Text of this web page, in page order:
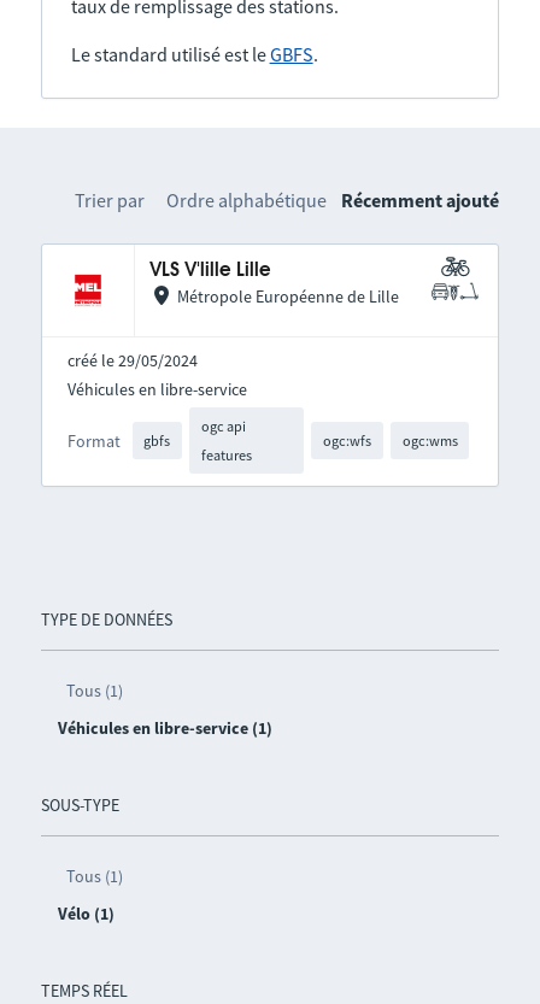
taux de remplissage des stations.
Le standard utilisé est leGBFS.
TYPE DE DONNÉES
Tous (1)
Véhicules en libre-service (1)
SOUS-TYPE
Tous (1)
Vélo (1)
TEMPS RÉEL
Trier par Ordre alphabétique Récemment ajouté
VLS V'lille Lille
Métropole Européenne de Lille
créé le 29/05/2024
Format gbfs
ogc api
features
ogc:wfs ogc:wms
Véhicules en libre-service